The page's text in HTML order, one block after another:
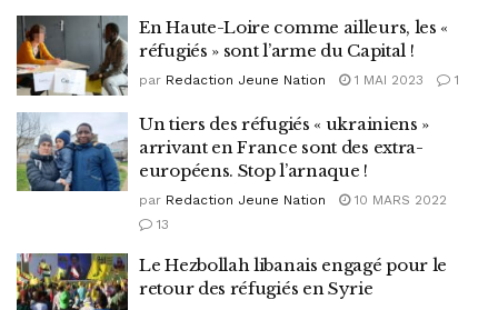
En Haute-Loire comme ailleurs, les «
réfugiés » sont l’arme du Capital !
par Redaction Jeune Nation 1 MAI 2023 1
Un tiers des réfugiés « ukrainiens »
arrivant en France sont des extra-
européens. Stop l’arnaque !
par Redaction Jeune Nation
10 MARS 2022
13
Le Hezbollah libanais engagé pour le
retour des réfugiés en Syrie